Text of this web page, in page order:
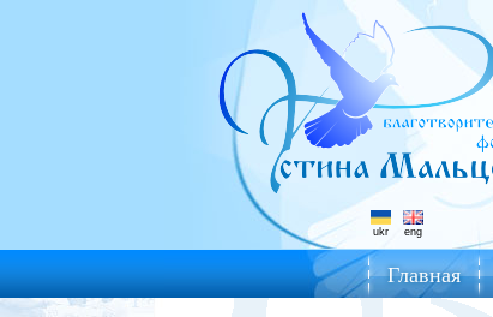
ukr eng
Главная